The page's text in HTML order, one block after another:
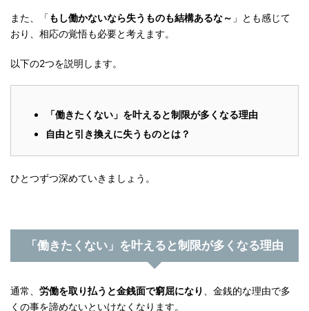
また、「もし働かないなら失うものも結構あるな～ 」とも感じて
おり、相応の覚悟も必要と考えます。
以下の2つを説明します。
「働きたくない」を叶えると制限が多くなる理由
自由と引き換えに失うものとは？
ひとつずつ深めていきましょう。
「働きたくない」を叶えると制限が多くなる理由
通常、 労働を取り払うと金銭面で窮屈になり
、金銭的な理由で多
くの事を諦めないといけなくなります。